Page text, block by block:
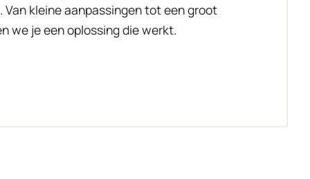
kleine aanpassingen tot een groot
we je een oplossing die werkt.